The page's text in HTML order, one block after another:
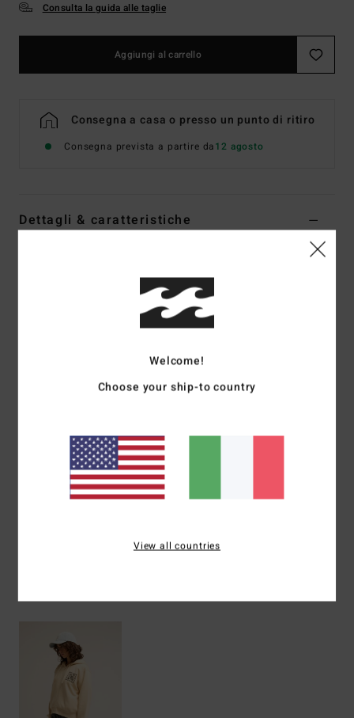
Consulta la guida alle taglie
Aggiungi al carrello
Consegna a casa o presso un punto di ritiro
Consegna prevista a partire da12 agosto
Dettagli & caratteristiche
Codice colore
tessuto felpato ecologico spazzolato
Felpa con cappuccio e zip
Composizione[Tessuto principale] 55% cotone, 25%
cotone riciclato, 20% poliestere riciclato
Visti di recente
Welcome!
Choose your ship-to country
View all countries